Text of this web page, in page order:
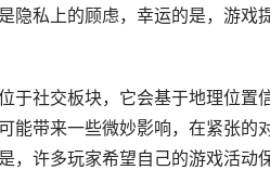
隐私上的顾虑，幸运的是，游戏
于社交板块，它会基于地理位置
能带来一些微妙影响，在紧张的
，许多玩家希望自己的游戏活动